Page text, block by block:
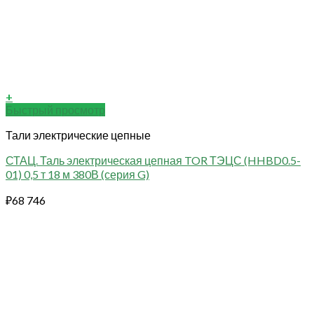
+
Быстрый просмотр
Тали электрические цепные
СТАЦ. Таль электрическая цепная TOR ТЭЦС (HHBD0.5-
01) 0,5 т 18 м 380В (серия G)
₽68 746